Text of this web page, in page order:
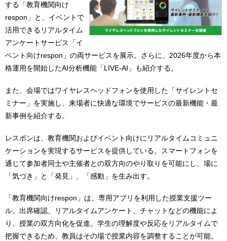
する「教育機関向け
respon」と、イベントで
活用できるリアルタイム
アンケートサービス「イ
ベント向けrespon」の両サービスを展示。さらに、2026年度から本
格運用を開始したAI分析機能「LIVE-AI」も紹介する。
また、会場ではワイヤレスヘッドフォンを使用した「サイレントセ
ミナー」を実施し、来場者に快適な環境でサービスの最新機能・最
新事例を紹介する。
レスポンは、教育機関およびイベント向けにリアルタイムコミュニ
ケーションを実現するサービスを提供している。スマートフォンを
通じて参加者同士や主催者との双方向のやり取りを可能にし、場に
「気づき」と「発見」、「感動」を生み出す。
「教育機関向けrespon」は、専用アプリを利用した授業支援ツー
ル。出席確認、リアルタイムアンケート、チャットなどの機能によ
り、授業の双方向化を促進。学生の理解度や反応をリアルタイムで
把握できるため、教員はその場で授業内容を調整することが可能。